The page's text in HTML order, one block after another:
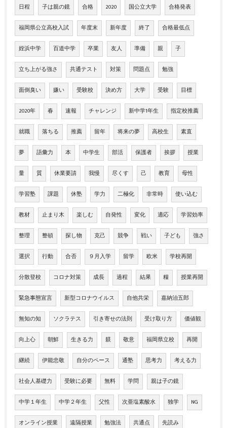
日程 子は親の鏡 合格 2020 国公立大学 合格発表
福岡県公立高校入試 年度末 新年度 終了 合格最低点
姪浜中学 百道中学 卒業 友人 準備 親 子
立ち上がる強さ 共通テスト 対策 問題点 勉強
面倒臭い 嫌い 受験校 決め方 大学 受験 目標
2020年 春 速報 チャレンジ 新中学1年生 指定校推薦
就職 落ちる 推薦 留年 将来の夢 高校生 素直
夢 語彙力 本 中学生 部活 保護者 挨拶 授業
量 質 休業要請 我慢 尽くす 己 教育 母性
学習塾 課題 休塾 学力 二極化 非常時 使い込む
教材 止まり木 楽しむ 自発性 変化 適応 学習効率
整理 整頓 探し物 克己 競争 戦い 子ども 強さ
選択 行動 合否 ９月入学 留学 欧米 学校再開
分散登校 コロナ対策 成長 過程 結果 糧 授業再開
緊急事態宣言 新型コロナウイルス 自他共栄 嘉納治五郎
無知の知 ソクラテス 引き寄せの法則 受け取り方 価値観
向上心 朝鮮 生きる力 躾 敬意 福岡県立校 再開
継続 伊能忠敬 自分のペース 通塾 思考力 考える力
社会人基礎力 受験に必要 無料 学問 親は子の鏡
中学１年生 中学２年生 父性 次亜塩素酸水 独学 NG
オンライン授業 遠隔授業 勉強法 共通点 先読み